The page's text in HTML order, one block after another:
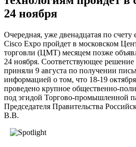
24 ноября
Очередная, уже двенадцатая по
Cisco Expo пройдет в московском
торговли (ЦМТ) месяцем позже
24 ноября. Соответствующее
приняли 9 августа по получении
информацией о том, что 18-19
проведено крупное общественно-
под эгидой Торгово-промышленной
Председателя Правительства
В.В.